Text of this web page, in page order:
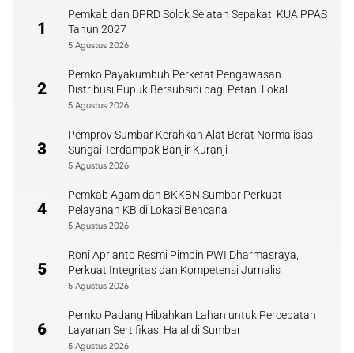
1
Pemkab dan DPRD Solok Selatan Sepakati KUA PPAS
Tahun 2027
5 Agustus 2026
2
Pemko Payakumbuh Perketat Pengawasan
Distribusi Pupuk Bersubsidi bagi Petani Lokal
5 Agustus 2026
3
Pemprov Sumbar Kerahkan Alat Berat Normalisasi
Sungai Terdampak Banjir Kuranji
5 Agustus 2026
4
Pemkab Agam dan BKKBN Sumbar Perkuat
Pelayanan KB di Lokasi Bencana
5 Agustus 2026
5
Roni Aprianto Resmi Pimpin PWI Dharmasraya,
Perkuat Integritas dan Kompetensi Jurnalis
5 Agustus 2026
6
Pemko Padang Hibahkan Lahan untuk Percepatan
Layanan Sertifikasi Halal di Sumbar
5 Agustus 2026